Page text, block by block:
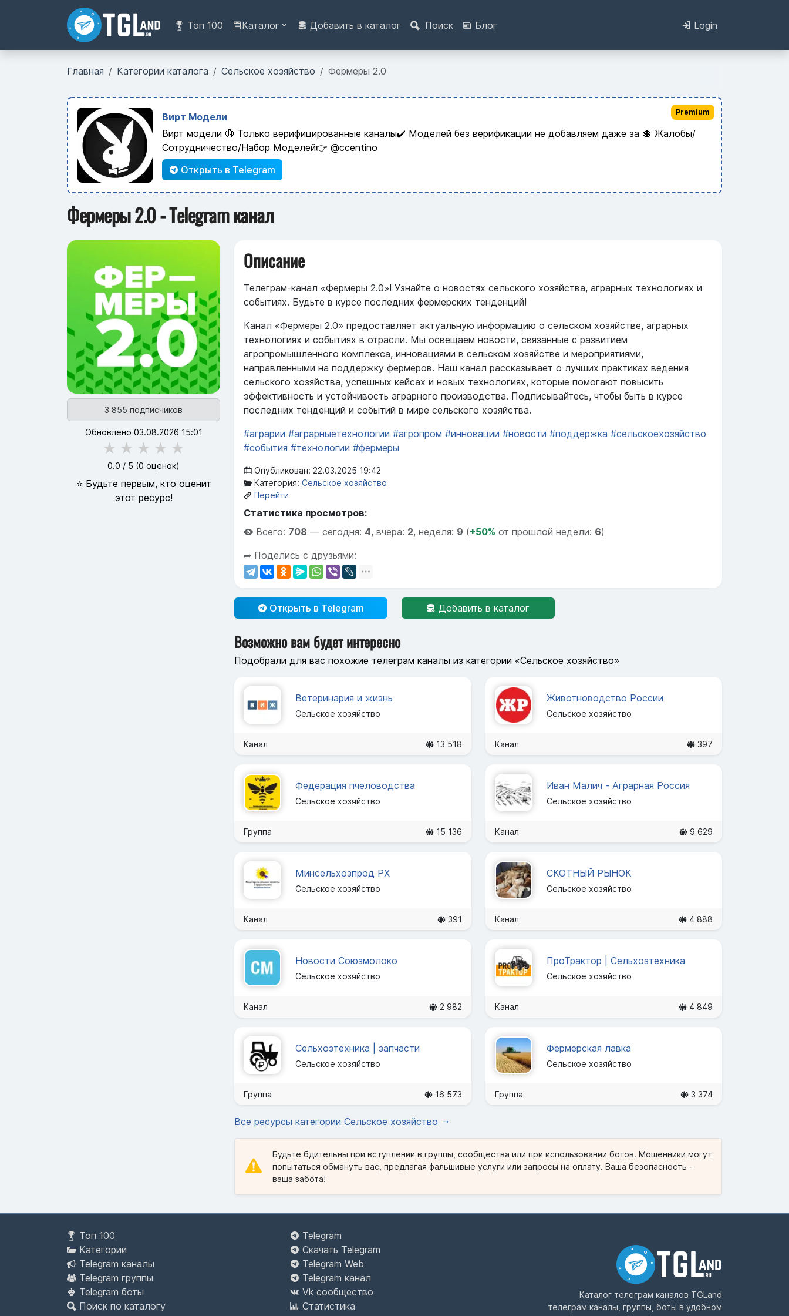
Топ 100 Каталог Добавить в каталог Поиск Блог Login
Главная Категории каталога Сельское хозяйство Фермеры 2.0
Вирт Модели
Вирт модели 🔞 Только верифицированные каналы✔️ Моделей без верификации не добавляем даже за 💲 Жалобы/
Сотрудничество/Набор Моделей👉 @ccentino
Открыть в Telegram
Premium
Фермеры 2.0 - Telegram канал
3 855 подписчиков
Обновлено 03.08.2026 15:01
★ ★ ★ ★ ★
0.0 / 5 (0 оценок)
⭐ Будьте первым, кто оценит
этот ресурс!
Описание
Телеграм-канал «Фермеры 2.0»! Узнайте о новостях сельского хозяйства, аграрных технологиях и
событиях. Будьте в курсе последних фермерских тенденций!
Канал «Фермеры 2.0» предоставляет актуальную информацию о сельском хозяйстве, аграрных
технологиях и событиях в отрасли. Мы освещаем новости, связанные с развитием
агропромышленного комплекса, инновациями в сельском хозяйстве и мероприятиями,
направленными на поддержку фермеров. Наш канал рассказывает о лучших практиках ведения
сельского хозяйства, успешных кейсах и новых технологиях, которые помогают повысить
эффективность и устойчивость аграрного производства. Подписывайтесь, чтобы быть в курсе
последних тенденций и событий в мире сельского хозяйства.
#аграрии #аграрныетехнологии #агропром #инновации #новости #поддержка #сельскоехозяйство
#события #технологии #фермеры
Опубликован: 22.03.2025 19:42
Категория: Сельское хозяйство
Перейти
Статистика просмотров:
Всего: 708 — сегодня: 4, вчера: 2, неделя: 9 (+50% от прошлой недели: 6)
➦ Поделись с друзьями:
Открыть в Telegram Добавить в каталог
Возможно вам будет интересно
Подобрали для вас похожие телеграм каналы из категории «Сельское хозяйство»
Ветеринария и жизнь
Сельское хозяйство
Канал 13 518
Животноводство России
Сельское хозяйство
Канал 397
Федерация пчеловодства
Сельское хозяйство
Группа 15 136
Иван Малич - Аграрная Россия
Сельское хозяйство
Канал 9 629
Минсельхозпрод РХ
Сельское хозяйство
Канал 391
СКОТНЫЙ РЫНОК
Сельское хозяйство
Канал 4 888
Новости Союзмолоко
Сельское хозяйство
Канал 2 982
ПроТрактор | Сельхозтехника
Сельское хозяйство
Канал 4 849
Сельхозтехника | запчасти
Сельское хозяйство
Группа 16 573
Фермерская лавка
Сельское хозяйство
Группа 3 374
Все ресурсы категории Сельское хозяйство
Будьте бдительны при вступлении в группы, сообщества или при использовании ботов. Мошенники могут
попытаться обмануть вас, предлагая фальшивые услуги или запросы на оплату. Ваша безопасность -
ваша забота!
Топ 100
Категории
Telegram каналы
Telegram группы
Telegram боты
Поиск по каталогу
Telegram
Скачать Telegram
Telegram Web
Telegram канал
Vk сообщество
Статистика
Каталог телеграм каналов TGLand
телеграм каналы, группы, боты в удобном